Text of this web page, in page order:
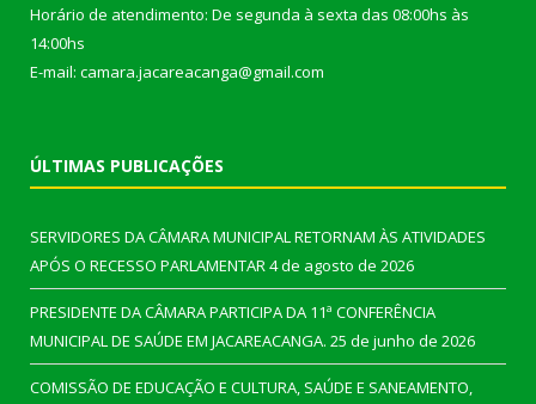
Horário de atendimento: De segunda à sexta das 08:00hs às
14:00hs
E-mail: camara.jacareacanga@gmail.com
ÚLTIMAS PUBLICAÇÕES
SERVIDORES DA CÂMARA MUNICIPAL RETORNAM ÀS ATIVIDADES
APÓS O RECESSO PARLAMENTAR4 de agosto de 2026
PRESIDENTE DA CÂMARA PARTICIPA DA 11ª CONFERÊNCIA
MUNICIPAL DE SAÚDE EM JACAREACANGA. 25 de junho de 2026
COMISSÃO DE EDUCAÇÃO E CULTURA, SAÚDE E SANEAMENTO,